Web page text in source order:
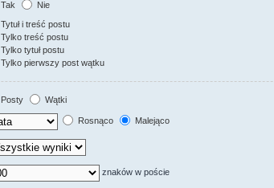
Tak
Nie
Tytuł i treść postu
Tylko treść postu
Tylko tytuł postu
Tylko pierwszy post wątku
Posty
Wątki
Rosnąco Malejąco
znaków w poście